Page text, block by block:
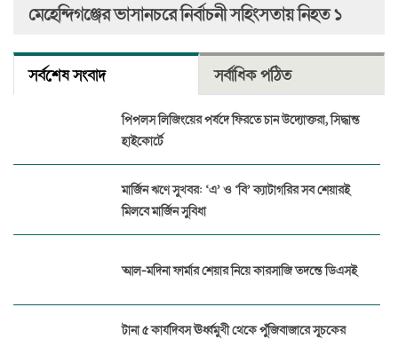
মেহেন্দিগঞ্জের ভাসানচরে নির্বাচনী সহিংসতায় নিহত ১
সর্বশেষ সংবাদ সর্বাধিক পঠিত
পিপলস লিজিংয়ের পর্ষদে ফিরতে চান উদ্যোক্তরা, সিদ্ধান্ত
হাইকোর্টে
মার্জিন ঋণে সুখবর: ‘এ’ ও ‘বি’ ক্যাটাগরির সব শেয়ারই
মিলবে মার্জিন সুবিধা
আল-মদিনা ফার্মার শেয়ার নিয়ে কারসাজি তদন্তে ডিএসই
টানা ৫ কার্যদিবস ঊর্ধ্বমুখী থেকে পুঁজিবাজারে সূচকের